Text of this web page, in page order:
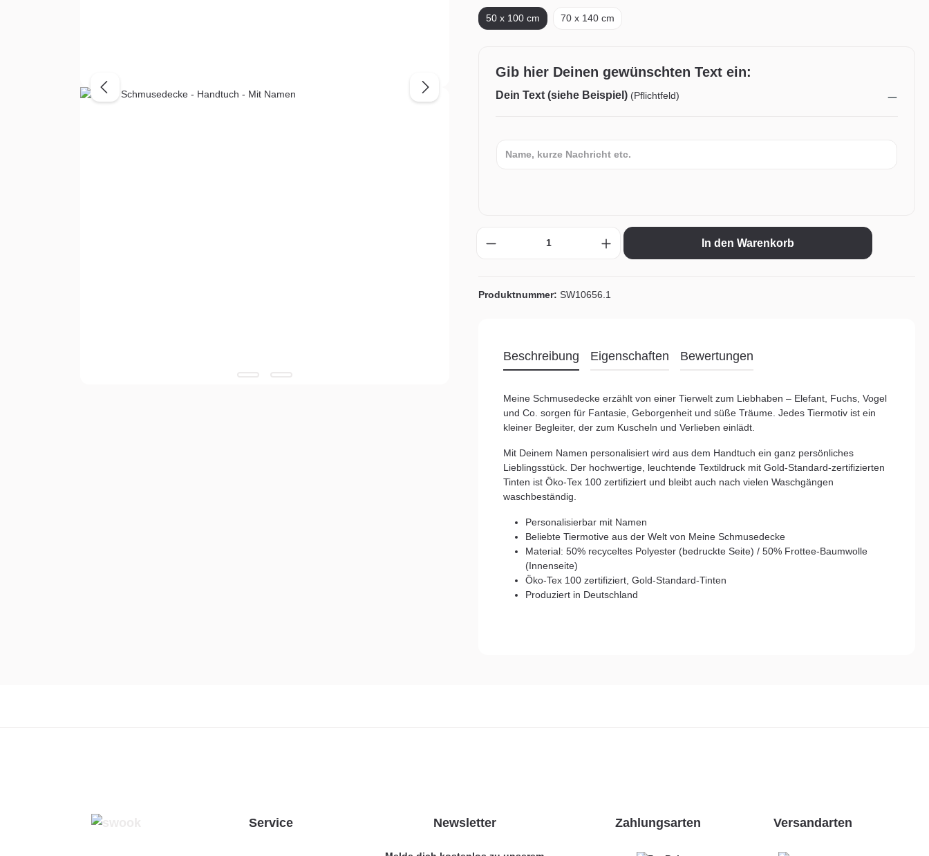
50 x 100 cm 70 x 140 cm
Gib hier Deinen gewünschten Text ein:
Dein Text (siehe Beispiel) (Pflichtfeld)
In den Warenkorb
Produktnummer: SW10656.1
Beschreibung Eigenschaften Bewertungen
Meine Schmusedecke erzählt von einer Tierwelt zum Liebhaben – Elefant, Fuchs, Vogel
und Co. sorgen für Fantasie, Geborgenheit und süße Träume. Jedes Tiermotiv ist ein
kleiner Begleiter, der zum Kuscheln und Verlieben einlädt.
Mit Deinem Namen personalisiert wird aus dem Handtuch ein ganz persönliches
Lieblingsstück. Der hochwertige, leuchtende Textildruck mit Gold-Standard-zertifizierten
Tinten ist Öko-Tex 100 zertifiziert und bleibt auch nach vielen Waschgängen
waschbeständig.
Personalisierbar mit Namen
Beliebte Tiermotive aus der Welt von Meine Schmusedecke
Material: 50% recyceltes Polyester (bedruckte Seite) / 50% Frottee-Baumwolle
(Innenseite)
Öko-Tex 100 zertifiziert, Gold-Standard-Tinten
Produziert in Deutschland
Newsletter
Service Zahlungsarten Versandarten